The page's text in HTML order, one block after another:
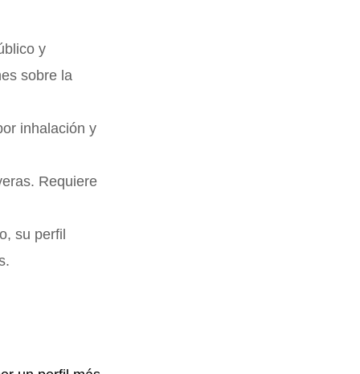
y
sobre la
inhalación y
Requiere
su perfil